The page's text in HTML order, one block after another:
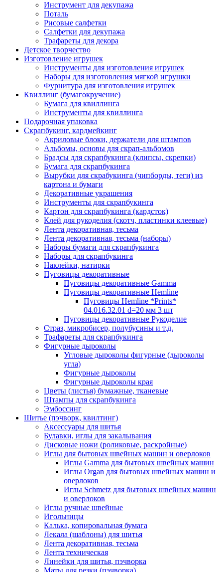
Инструмент для декупажа
Поталь
Рисовые салфетки
Салфетки для декупажа
Трафареты для декора
Детское творчество
Изготовление игрушек
Инструменты для изготовления игрушек
Наборы для изготовления мягкой игрушки
Фурнитура для изготовления игрушек
Квиллинг (бумагокручение)
Бумага для квиллинга
Инструменты для квиллинга
Подарочная упаковка
Скрапбукинг, кардмейкинг
Акриловые блоки, держатели для штампов
Альбомы, основы для скрап-альбомов
Брадсы для скрапбукинга (клипсы, скрепки)
Бумага для скрапбукинга
Вырубки для скрабукинга (чипборды, теги) из
картона и бумаги
Декоративные украшения
Инструменты для скрапбукинга
Картон для скрапбукинга (кардсток)
Клей для рукоделия (скотч, пластинки клеевые)
Лента декоративная, тесьма
Лента декоративная, тесьма (наборы)
Наборы бумаги для скрапбукинга
Наборы для скрапбукинга
Наклейки, натирки
Пуговицы декоративные
Пуговицы декоративные Gamma
Пуговицы декоративные Hemline
Пуговицы Hemline *Prints*
04.016.32.01 d=20 мм 3 шт
Пуговицы декоративные Рукоделие
Страз, микробисер, полубусины и т.д.
Трафареты для скрапбукинга
Фигурные дыроколы
Угловые дыроколы фигурные (дыроколы
угла)
Фигурные дыроколы
Фигурные дыроколы края
Цветы (листья) бумажные, тканевые
Штампы для скрапбукинга
Эмбоссинг
Шитье (пэчворк, квилтинг)
Аксессуары для шитья
Булавки, иглы для закалывания
Дисковые ножи (роликовые, раскройные)
Иглы для бытовых швейных машин и оверлоков
Иглы Gamma для бытовых швейных машин
Иглы Organ для бытовых швейных машин и
оверлоков
Иглы Schmetz для бытовых швейных машин
и оверлоков
Иглы ручные швейные
Игольницы
Калька, копировальная бумага
Лекала (шаблоны) для шитья
Лента декоративная, тесьма
Лента техническая
Линейки для шитья, пэчворка
Маты для резки (пэчворка)